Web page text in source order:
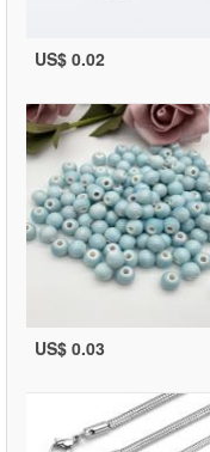
US$ 0.02
US$ 0.03